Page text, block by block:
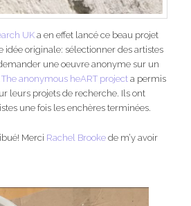
UK a en effet lancé ce beau projet
idée originale: sélectionner des artistes
une oeuvre anonyme sur un
The anonymous heART projecta permis
leurs projets de recherche. Ils ont
une fois les enchères terminées.
Merci Rachel Brooke de m’y avoir